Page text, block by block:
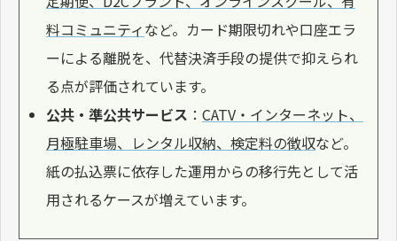
料コミュニティなど。カード期限切れや口座エラ
ーによる離脱を、代替決済手段の提供で抑えられ
る点が評価されています。
公共・準公共サービス ： CATV・インターネット、
月極駐車場、レンタル収納、検定料の徴収など。
紙の払込票に依存した運用からの移行先として活
用されるケースが増えています。